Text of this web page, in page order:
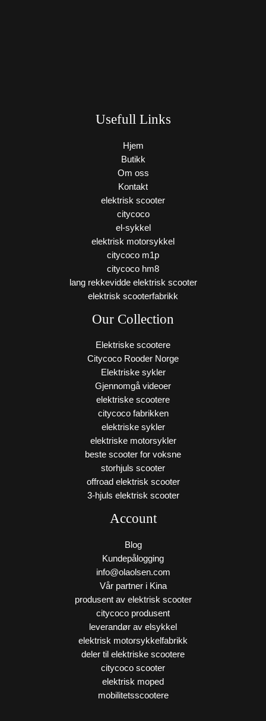
Usefull Links
Hjem
Butikk
Om oss
Kontakt
elektrisk scooter
citycoco
el-sykkel
elektrisk motorsykkel
citycoco m1p
citycoco hm8
lang rekkevidde elektrisk scooter
elektrisk scooterfabrikk
Our Collection
Elektriske scootere
Citycoco Rooder Norge
Elektriske sykler
Gjennomgå videoer
elektriske scootere
citycoco fabrikken
elektriske sykler
elektriske motorsykler
beste scooter for voksne
storhjuls scooter
offroad elektrisk scooter
3-hjuls elektrisk scooter
Account
Blog
Kundepålogging
info@olaolsen.com
Vår partner i Kina
produsent av elektrisk scooter
citycoco produsent
leverandør av elsykkel
elektrisk motorsykkelfabrikk
deler til elektriske scootere
citycoco scooter
elektrisk moped
mobilitetsscootere